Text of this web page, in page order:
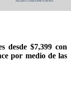
desde $7,399 con
por medio de las